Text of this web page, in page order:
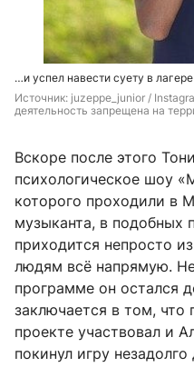
…и успел навести суету в лагере
Источник: juzeppe_junior /
деятельность запрещена на
Вскоре после этого
психологическое шоу
которого проходили в
музыканта, в подобных
приходится непросто
людям всё напрямую.
программе он остался
заключается в том,
проекте участвовал и
покинул игру